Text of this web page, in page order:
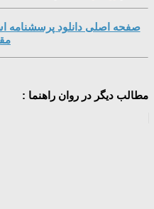
صفحه اصلی دانلود پرسشنامه
مطالب دیگر در روان راهنما :